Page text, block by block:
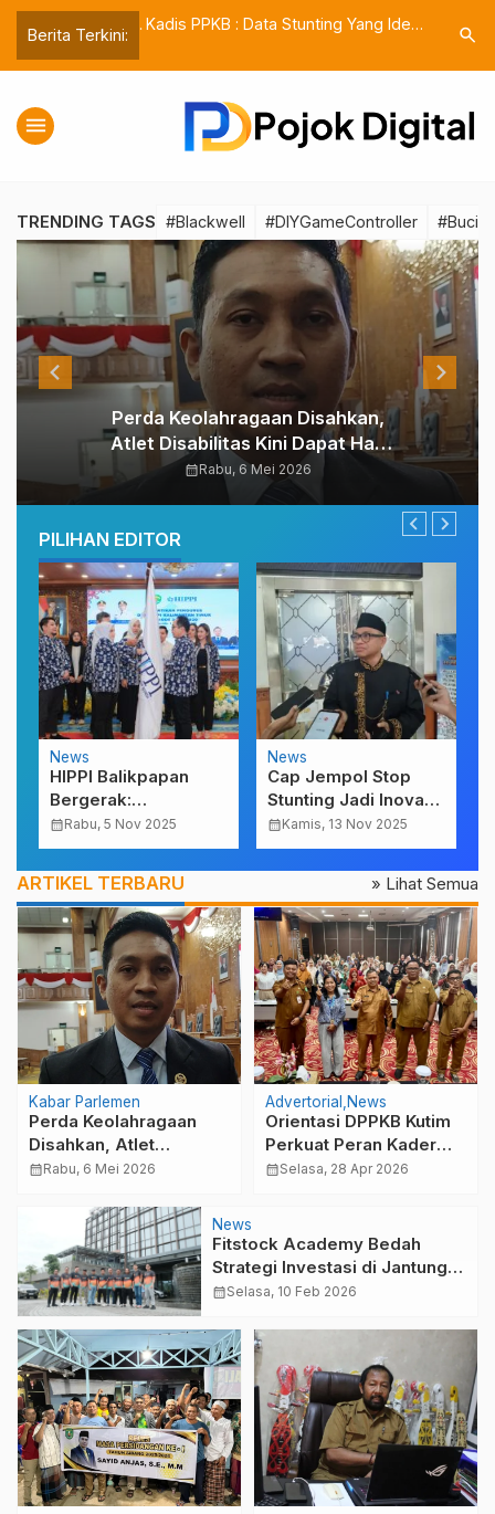
Berita Terkini:
Kadis PPKB : Data Stunting Yang Ideal
Address
Utama
search
menu
TRENDING TAGS #Blackwell #DIYGameController #Bucin
Pojok
Digital
|
Berita
Cepat,
Akurat,
Terpercaya
Perda Keolahragaan Disahkan,
Atlet Disabilitas Kini Dapat Hak
Setara di Kutim
calendar_monthRabu, 6 Mei 2026
PILIHAN EDITOR
News
HIPPI Balikpapan
Bergerak:
Pengusaha Lokal
Menyambut Arus
Besar IKN
calendar_monthRabu, 5 Nov 2025
News
Cap Jempol Stop
Stunting Jadi Inovasi
Kutim Tekan Kasus
Gizi Buruk Anak
calendar_monthKamis, 13 Nov 2025
ARTIKEL TERBARU » Lihat Semua
Kabar Parlemen
Perda Keolahragaan
Disahkan, Atlet
Disabilitas Kini Dapat
calendar_monthRabu, 6 Mei 2026
Advertorial News
Orientasi DPPKB Kutim
Perkuat Peran Kader
Tekan Stunting
calendar_monthSelasa, 28 Apr 2026
News
Fitstock Academy Bedah
Strategi Investasi di Jantung
Pemerintahan Baru:
dari IKN
calendar_monthSelasa, 10 Feb 2026